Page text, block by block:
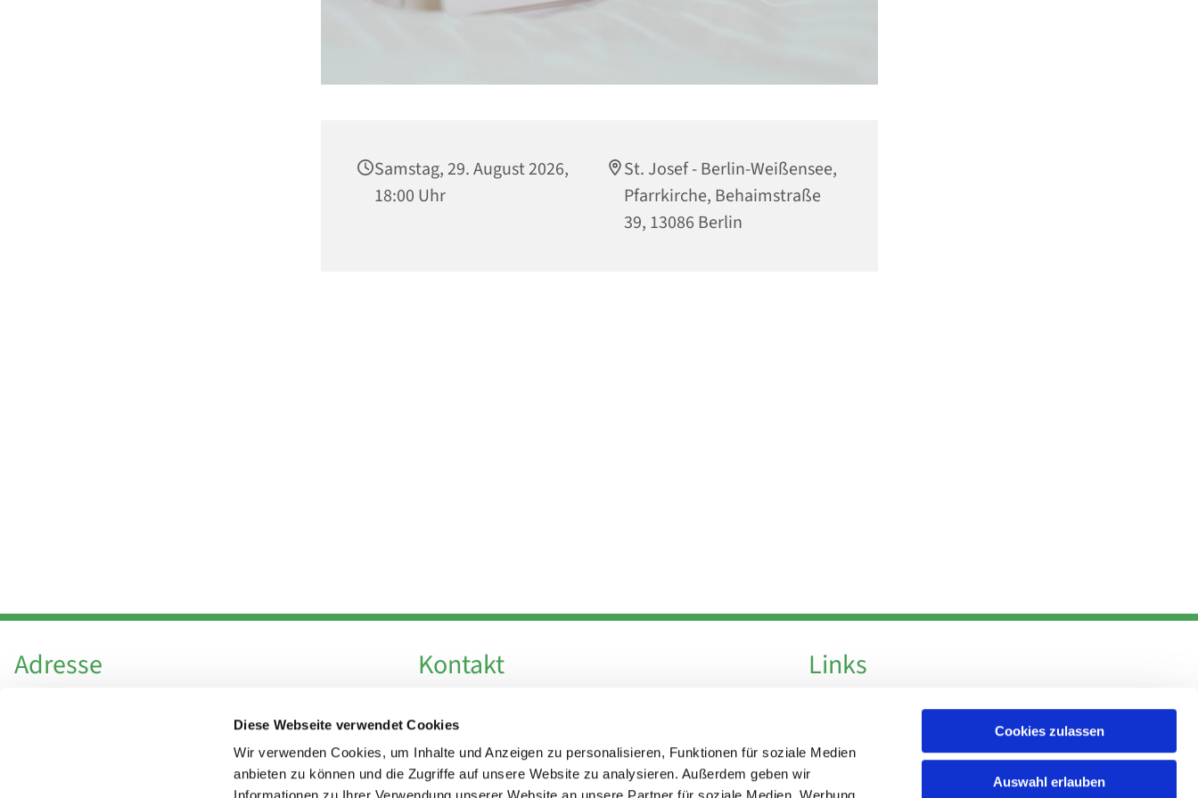
Diese Webseite verwendet Cookies
Wir verwenden Cookies, um Inhalte und Anzeigen zu personalisieren, Funktionen für soziale Medien
anbieten zu können und die Zugriffe auf unsere Website zu analysieren. Außerdem geben wir
Cookies zulassen
Auswahl erlauben
Samstag, 29. August 2026,
18:00 Uhr
St. Josef - Berlin-Weißensee,
Pfarrkirche, Behaimstraße
39, 13086 Berlin
Adresse
Hl. Theresa von Avila Berlin Nordost
Leitender Pfarrer - Norbert Pomplun
Kontakt
Fax +49 30 924 54 18
E-Mailinfo@theresa-von-avila-berlin.de
Links
Impressum